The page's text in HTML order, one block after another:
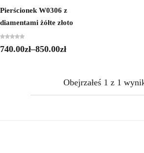
Pierścionek W0306 z
diamentami żółte złoto
740.00zł–850.00zł
Obejrzałeś 1 z 1